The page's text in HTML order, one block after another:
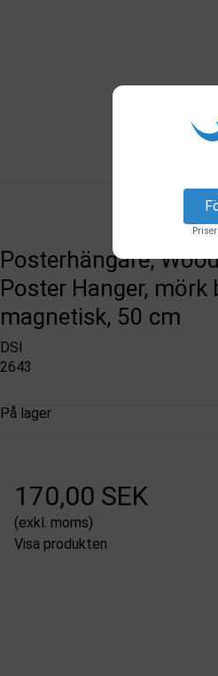
Posterhängare,
Poster Hanger, mörk
magnetisk, 50 cm
DSI
2643
På lager
170,00 SEK
(exkl. moms)
Visa produkten